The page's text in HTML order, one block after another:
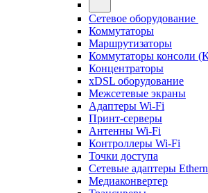
Сетевое оборудование
Коммутаторы
Маршрутизаторы
Коммутаторы консоли
Концентраторы
xDSL оборудование
Межсетевые экраны
Адаптеры Wi-Fi
Принт-серверы
Антенны Wi-Fi
Контроллеры Wi-Fi
Точки доступа
Сетевые адаптеры
Медиаконвертер